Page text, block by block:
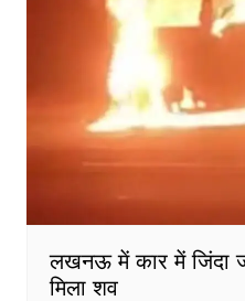
लखनऊ में कार में जिंदा
मिला शव